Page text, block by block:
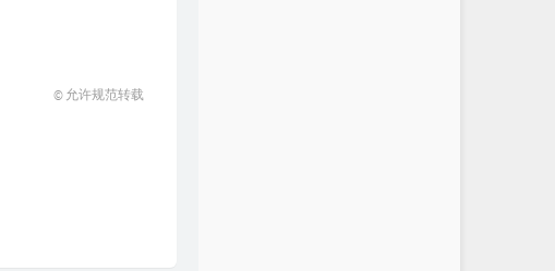
© 允许规范转载